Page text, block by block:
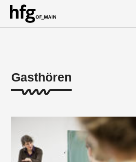
Über
Gasthören